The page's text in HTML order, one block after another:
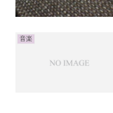
音楽